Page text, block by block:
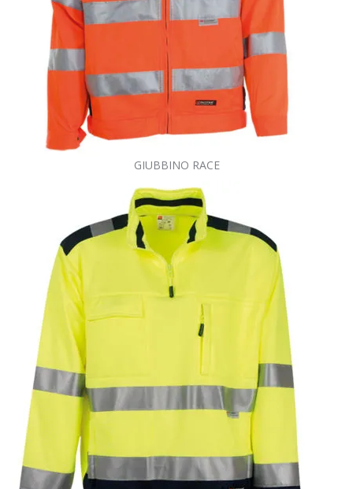
GIUBBINO RACE